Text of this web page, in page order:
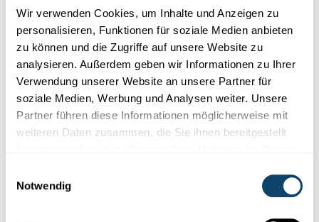
Wir verwenden Cookies, um Inhalte und Anzeigen zu
personalisieren, Funktionen für soziale Medien anbieten
zu können und die Zugriffe auf unsere Website zu
analysieren. Außerdem geben wir Informationen zu Ihrer
Verwendung unserer Website an unsere Partner für
soziale Medien, Werbung und Analysen weiter. Unsere
Partner führen diese Informationen möglicherweise mit
weiteren Daten zusammen, die Sie ihnen bereitgestellt
Notwendig
Innovationen für den Finanzsektor
Soll man sich in schlechten Zeiten aus dem Markt zurückziehen
oder sich weiter international diversifizieren?Eine Frag...
Luxembourg School of Finance,University of Luxembourg